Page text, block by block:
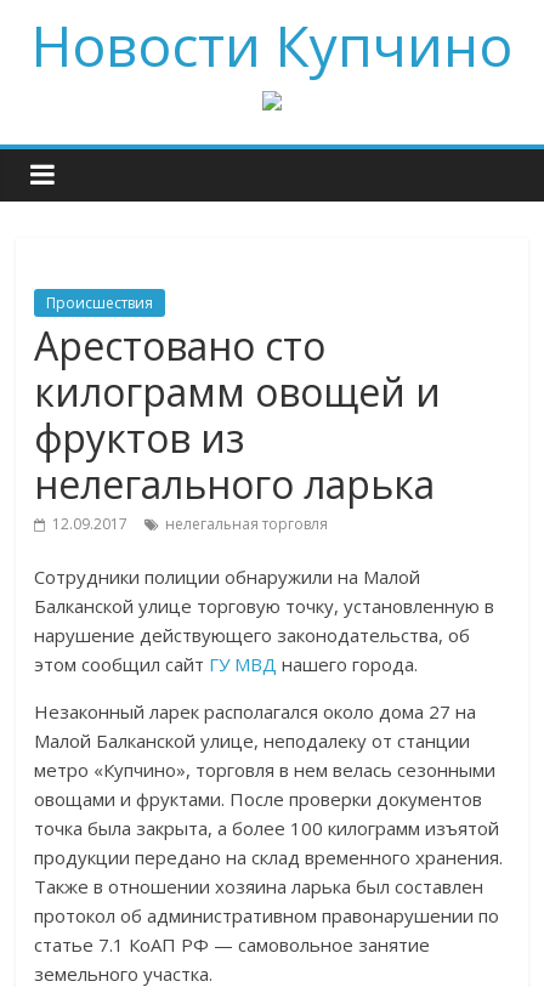
Новости Купчино
Происшествия
Арестовано сто
килограмм овощей и
фруктов из
нелегального ларька
12.09.2017 нелегальная торговля
Сотрудники полиции обнаружили на Малой
Балканской улице торговую точку, установленную в
нарушение действующего законодательства, об
этом сообщил сайт ГУ МВДнашего города.
Незаконный ларек располагался около дома 27 на
Малой Балканской улице, неподалеку от станции
метро «Купчино», торговля в нем велась сезонными
овощами и фруктами. После проверки документов
точка была закрыта, а более 100 килограмм изъятой
продукции передано на склад временного хранения.
Также в отношении хозяина ларька был составлен
протокол об административном правонарушении по
статье 7.1 КоАП РФ — самовольное занятие
земельного участка.